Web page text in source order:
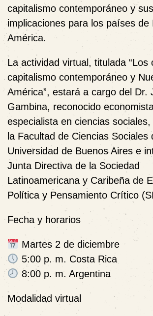
capitalismo contemporáneo y sus
implicaciones para los países de
América.
La actividad virtual, titulada “Los
capitalismo contemporáneo y
América”, estará a cargo del Dr.
Gambina, reconocido
especialista en ciencias
la Facultad de Ciencias Sociales
Universidad de Buenos Aires e
Junta Directiva de la Sociedad
Latinoamericana y Caribeña de
Política y Pensamiento Crítico
Fecha y horarios
Martes 2 de diciembre
5:00 p. m. Costa Rica
8:00 p. m. Argentina
Modalidad virtual